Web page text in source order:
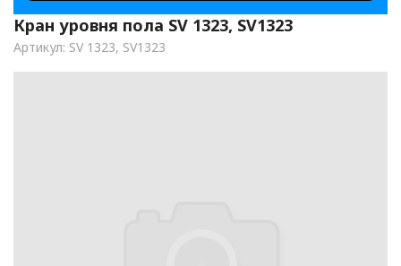
Кран уровня пола SV 1323, SV1323
Артикул: SV 1323, SV1323